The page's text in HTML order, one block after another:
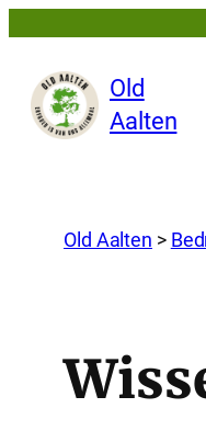
Old
Aalten
Old Aalten >